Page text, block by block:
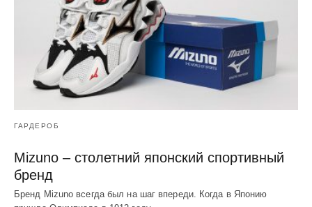
ГАРДЕРОБ
Mizuno – столетний японский спортивный
бренд
Бренд Mizuno всегда был на шаг впереди. Когда в Японию